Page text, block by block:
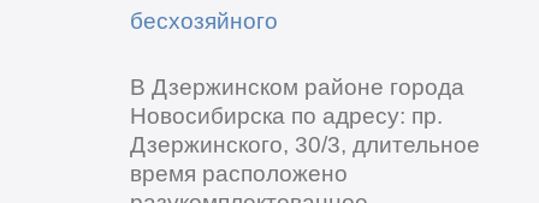
бесхозяйного
В Дзержинском районе города
Новосибирска по адресу: пр.
Дзержинского, 30/3, длительное
время расположено